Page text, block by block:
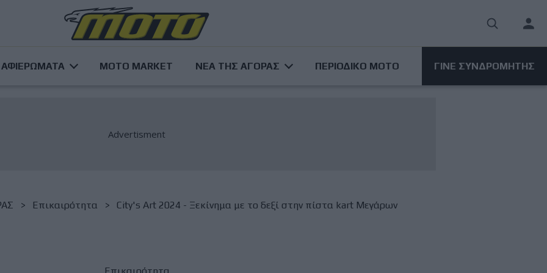
User
ΑΦΙΕΡΩΜΑΤΑ MOTO MARKET ΝΕΑ ΤΗΣ ΑΓΟΡΑΣ ΠΕΡΙΟΔΙΚΟ ΜΟΤΟ ΓΙΝΕ ΣΥΝΔΡΟΜΗΤΗΣ
Επικαιρότητα City's Art 2024 - Ξεκίνημα με το δεξί στην πίστα kart Μεγάρων